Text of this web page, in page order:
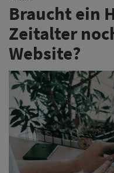
Braucht ein
Zeitalter
Website?